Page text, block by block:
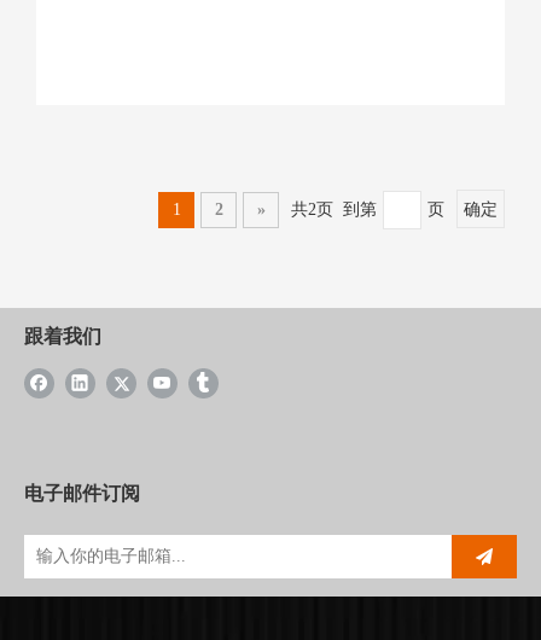
1 2 » 共2页 到第 页 确定
跟着我们
电子邮件订阅